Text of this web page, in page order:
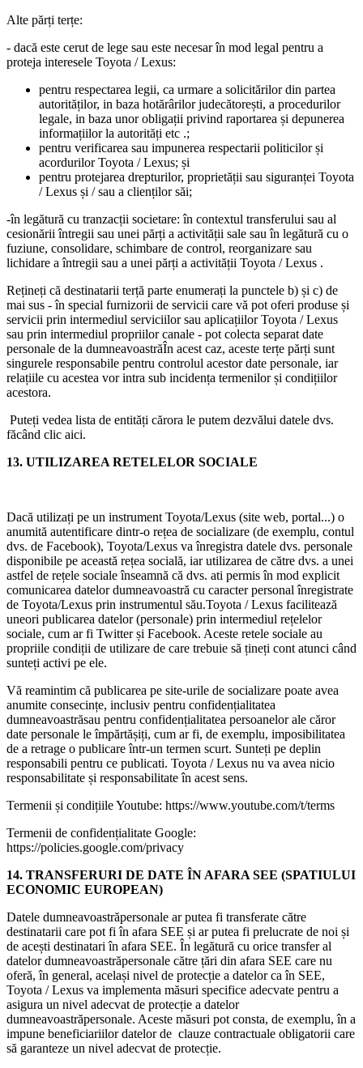
Alte părți terțe:
- dacă este cerut de lege sau este necesar în mod legal pentru a
proteja interesele Toyota / Lexus:
pentru respectarea legii, ca urmare a solicitărilor din partea
autorităților, in baza hotărârilor judecătorești, a procedurilor
legale, in baza unor obligații privind raportarea și depunerea
informațiilor la autorități etc .;
pentru verificarea sau impunerea respectarii politicilor și
acordurilor Toyota / Lexus; și
pentru protejarea drepturilor, proprietății sau siguranței Toyota
/ Lexus și / sau a clienților săi;
-în legătură cu tranzacții societare: în contextul transferului sau al
cesionării întregii sau unei părți a activității sale sau în legătură cu o
fuziune, consolidare, schimbare de control, reorganizare sau
lichidare a întregii sau a unei părți a activității Toyota / Lexus .
Rețineți că destinatarii terță parte enumerați la punctele b) și c) de
mai sus - în special furnizorii de servicii care vă pot oferi produse și
servicii prin intermediul serviciilor sau aplicațiilor Toyota / Lexus
sau prin intermediul propriilor canale - pot colecta separat date
personale de la dumneavoastrăÎn acest caz, aceste terțe părți sunt
singurele responsabile pentru controlul acestor date personale, iar
relațiile cu acestea vor intra sub incidența termenilor și condițiilor
acestora.
Puteți vedea lista de entități cărora le putem dezvălui datele dvs.
făcând clic aici.
13. UTILIZAREA RETELELOR SOCIALE
Dacă utilizați pe un instrument Toyota/Lexus (site web, portal...) o
anumită autentificare dintr-o rețea de socializare (de exemplu, contul
dvs. de Facebook), Toyota/Lexus va înregistra datele dvs. personale
disponibile pe această rețea socială, iar utilizarea de către dvs. a unei
astfel de rețele sociale înseamnă că dvs. ati permis în mod explicit
comunicarea datelor dumneavoastră cu caracter personal înregistrate
de Toyota/Lexus prin instrumentul său.Toyota / Lexus facilitează
uneori publicarea datelor (personale) prin intermediul rețelelor
sociale, cum ar fi Twitter și Facebook. Aceste retele sociale au
propriile condiții de utilizare de care trebuie să țineți cont atunci când
sunteți activi pe ele.
Vă reamintim că publicarea pe site-urile de socializare poate avea
anumite consecințe, inclusiv pentru confidențialitatea
dumneavoastrăsau pentru confidențialitatea persoanelor ale căror
date personale le împărtășiți, cum ar fi, de exemplu, imposibilitatea
de a retrage o publicare într-un termen scurt. Sunteți pe deplin
responsabili pentru ce publicati. Toyota / Lexus nu va avea nicio
responsabilitate și responsabilitate în acest sens.
Termenii și condițiile Youtube: https://www.youtube.com/t/terms
Termenii de confidențialitate Google:
https://policies.google.com/privacy
14. TRANSFERURI DE DATE ÎN AFARA SEE (SPATIULUI
ECONOMIC EUROPEAN)
Datele dumneavoastrăpersonale ar putea fi transferate către
destinatarii care pot fi în afara SEE și ar putea fi prelucrate de noi și
de acești destinatari în afara SEE. În legătură cu orice transfer al
datelor dumneavoastrăpersonale către țări din afara SEE care nu
oferă, în general, același nivel de protecție a datelor ca în SEE,
Toyota / Lexus va implementa măsuri specifice adecvate pentru a
asigura un nivel adecvat de protecție a datelor
dumneavoastrăpersonale. Aceste măsuri pot consta, de exemplu, în a
impune beneficiariilor datelor de clauze contractuale obligatorii care
să garanteze un nivel adecvat de protecție.